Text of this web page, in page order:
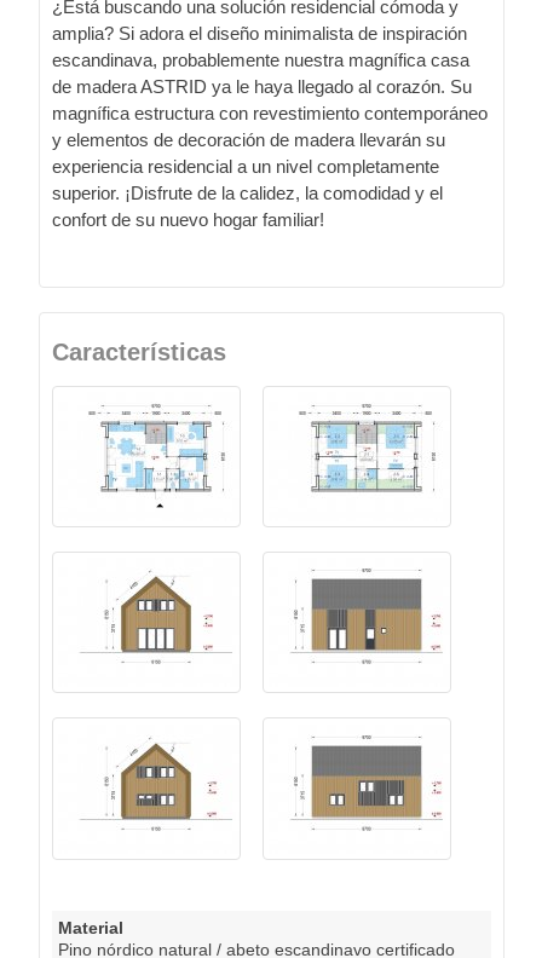
¿Está buscando una solución residencial cómoda y
amplia? Si adora el diseño minimalista de inspiración
escandinava, probablemente nuestra magnífica casa
de madera ASTRID ya le haya llegado al corazón. Su
magnífica estructura con revestimiento contemporáneo
y elementos de decoración de madera llevarán su
experiencia residencial a un nivel completamente
superior. ¡Disfrute de la calidez, la comodidad y el
confort de su nuevo hogar familiar!
Características
Material
Pino nórdico natural / abeto escandinavo certificado